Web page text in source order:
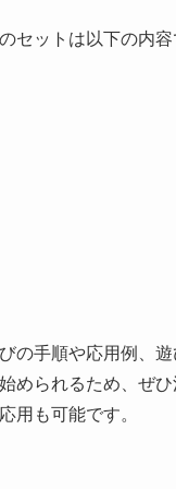
セットは以下の内容
の手順や応用例、
められるため、ぜ
用も可能です。